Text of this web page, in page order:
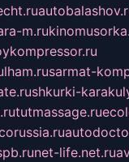
m.ru
sarmat-
shkurki-
tutmassage.ru
net-life.net.ru